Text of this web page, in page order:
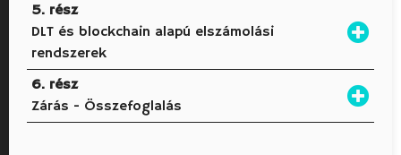
5. rész
DLT és blockchain alapú elszámolási
rendszerek
6. rész
Zárás - Összefoglalás